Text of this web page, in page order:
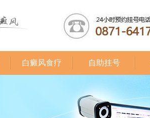
白癜风食疗 自助挂号